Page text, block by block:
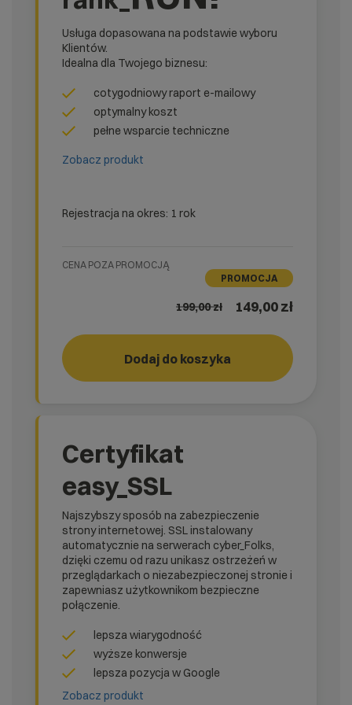
Usługa dopasowana na podstawie wyboru
Klientów.
Idealna dla Twojego biznesu:
cotygodniowy raport e-mailowy
optymalny koszt
pełne wsparcie techniczne
Zobacz produkt
Rejestracja na okres: 1 rok
CENA POZA PROMOCJĄ
PROMOCJA
199,00zł 149,00 zł
Dodaj do koszyka RUN!
Certyfikat
easy_SSL
Najszybszy sposób na zabezpieczenie
strony internetowej. SSL instalowany
automatycznie na serwerach cyber_Folks,
dzięki czemu od razu unikasz ostrzeżeń w
przeglądarkach o niezabezpieczonej stronie i
zapewniasz użytkownikom bezpieczne
połączenie.
lepsza wiarygodność
wyższe konwersje
lepsza pozycja w Google
Zobacz produkt